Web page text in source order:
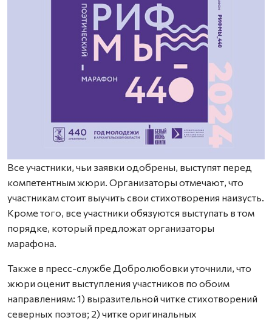
Все участники, чьи заявки одобрены, выступят перед
компетентным жюри. Организаторы отмечают, что
участникам стоит выучить свои стихотворения наизусть.
Кроме того, все участники обязуются выступать в том
порядке, который предложат организаторы
марафона.
Также в пресс-службе Добролюбовки уточнили, что
жюри оценит выступления участников по обоим
направлениям: 1) выразительной читке стихотворений
северных поэтов; 2) читке оригинальных